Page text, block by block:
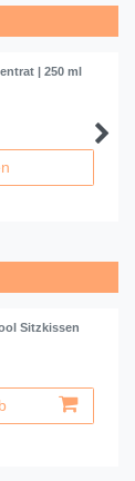
| 250 ml
Sitzkissen